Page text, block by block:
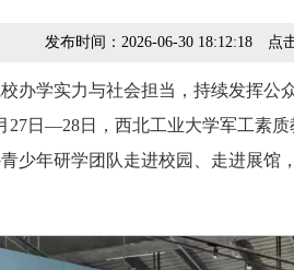
发布时间：2026-06-30 18:12:18 点
办学实力与社会担当，持续发挥
27日—28日，西北工业大学军工素
少年研学团队走进校园、走进展馆